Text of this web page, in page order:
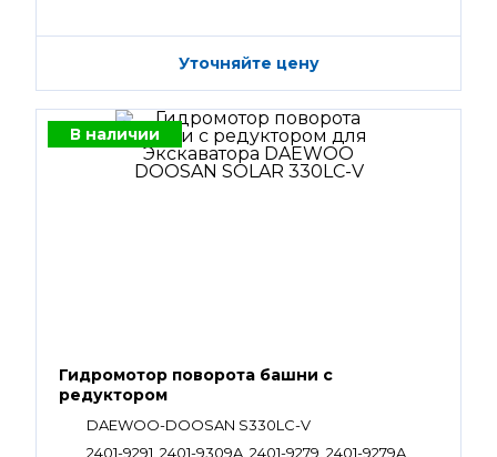
Уточняйте цену
В наличии
Гидромотор поворота башни с
редуктором
DAEWOO-DOOSAN S330LC-V
2401-9291, 2401-9309A, 2401-9279, 2401-9279A,